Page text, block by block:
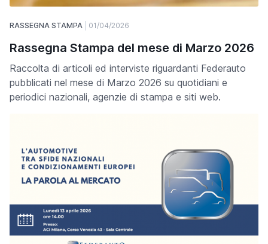
RASSEGNA STAMPA 01/04/2026
Rassegna Stampa del mese di Marzo 2026
Raccolta di articoli ed interviste riguardanti Federauto
pubblicati nel mese di Marzo 2026 su quotidiani e
periodici nazionali, agenzie di stampa e siti web.